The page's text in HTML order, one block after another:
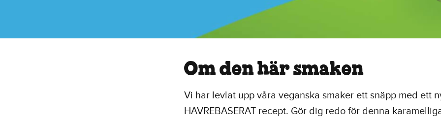
Om den här smaken
Vi har levlat upp våra veganska smaker ett snäpp med ett
HAVREBASERAT recept. Gör dig redo för denna